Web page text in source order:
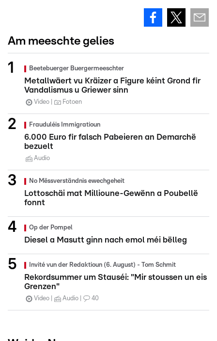
Am meeschte gelies
Beetebuerger Buergermeeschter
Metallwäert vu Kräizer a Figure kéint Grond fir
Vandalismus u Griewer sinn
Video Fotoen
Frauduléis Immigratioun
6.000 Euro fir falsch Pabeieren an Demarchë
bezuelt
Audio
No Mëssverständnis ewechgeheit
Lottoschäi mat Millioune-Gewënn a Poubellë
fonnt
Op der Pompel
Diesel a Masutt ginn nach emol méi bëlleg
Invité vun der Redaktioun (6. August) - Tom Schmit
Rekordsummer um Stauséi: "Mir stoussen un eis
Grenzen"
Video Audio 40